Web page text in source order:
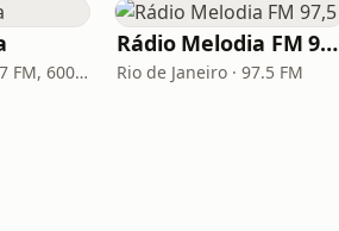
Porto Alegre · 93.7 FM, 600 AM
Rádio Melodia FM 97,5
Rio de Janeiro · 97.5 FM